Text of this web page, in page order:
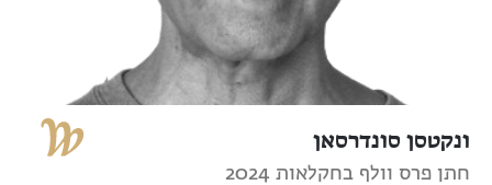
ונקטסן סונדרסאן
חתן פרס וולף בחקלאות 2024